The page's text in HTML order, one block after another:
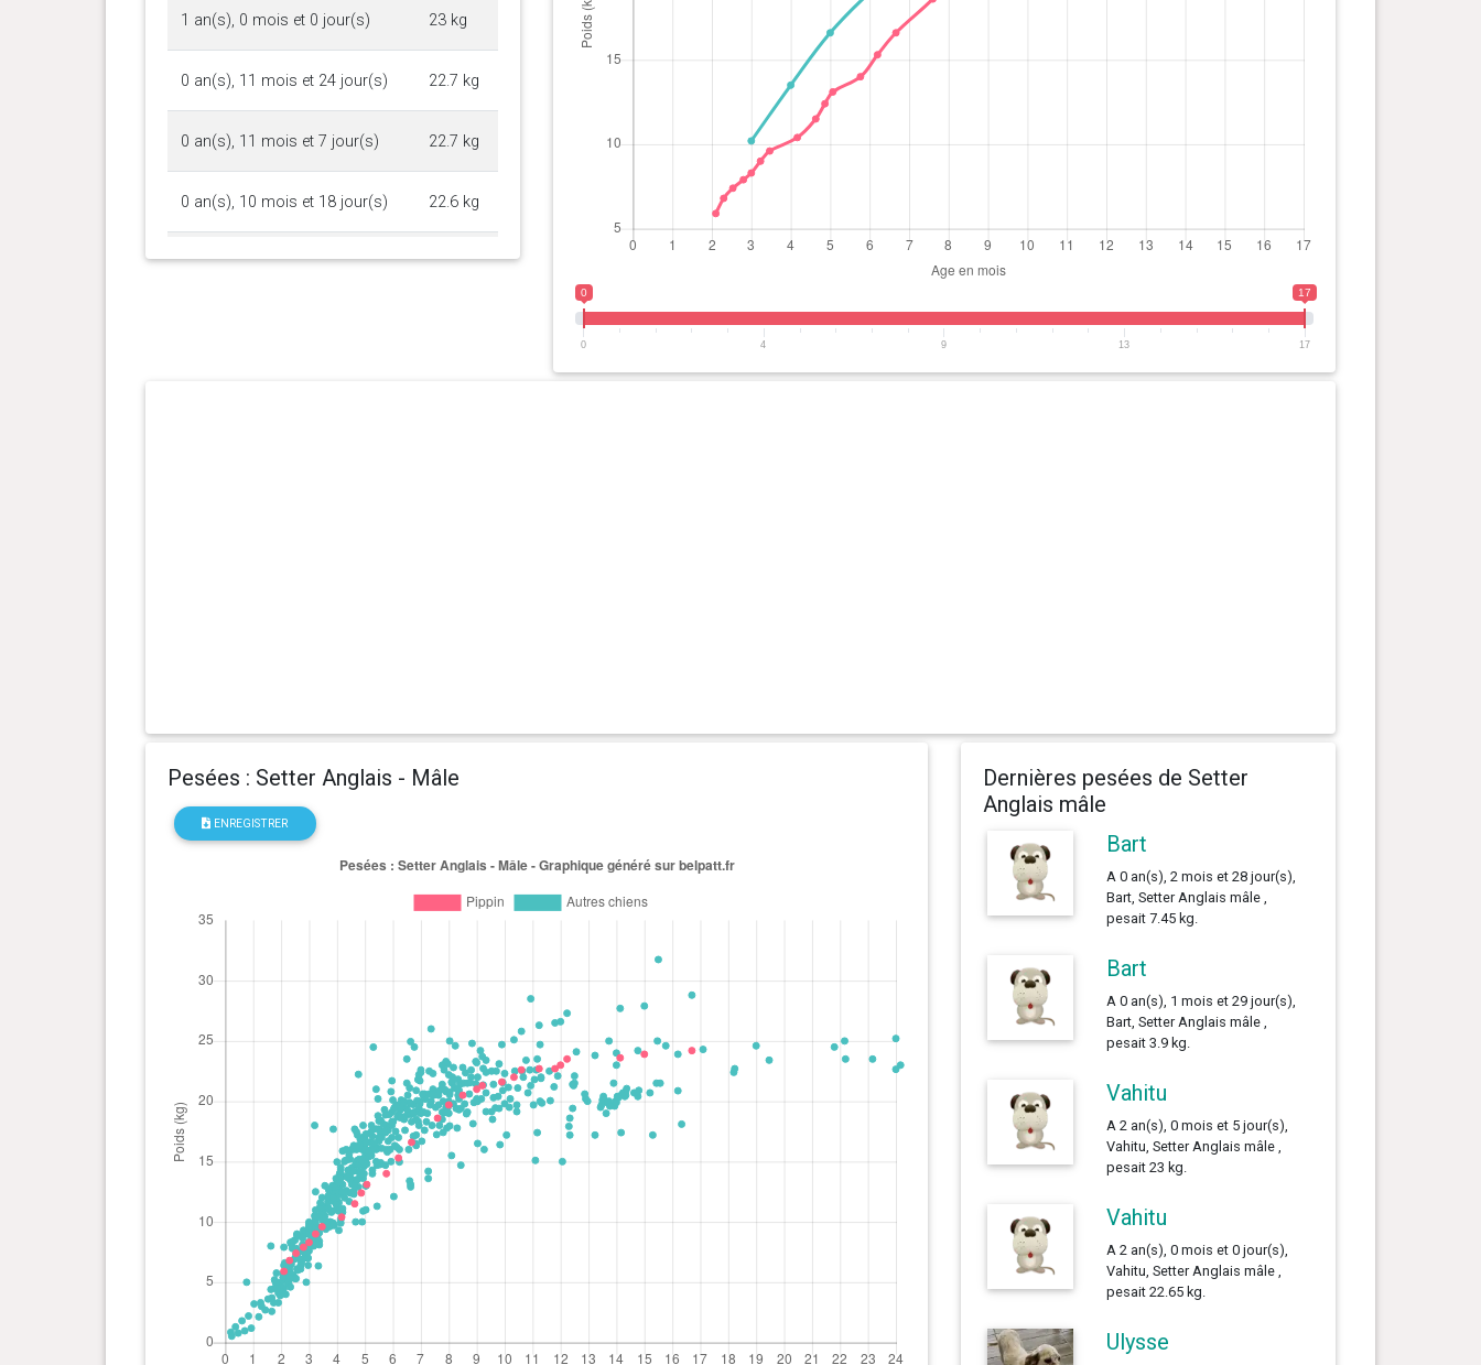
1 an(s), 0 mois et 0 jour(s) 23 kg
0 an(s), 11 mois et 24 jour(s) 22.7 kg
0 an(s), 11 mois et 7 jour(s) 22.7 kg
0 an(s), 10 mois et 18 jour(s) 22.6 kg
0 an(s), 10 mois et 10 jour(s) 22 kg
0 an(s), 5 mois et 23 jour(s)
0 an(s), 5 mois et 2 jour(s) 13.1 kg
0 an(s), 4 mois et 26 jour(s)
0 an(s), 4 mois et 19 jour(s)
0 an(s), 4 mois et 5 jour(s) 10.4 kg
0 an(s), 3 mois et 14 jour(s) 9.6 kg
0 an(s), 3 mois et 7 jour(s) 9 kg
0 an(s), 3 mois et 0 jour(s)
0 an(s), 2 mois et 24 jour(s)
0 an(s), 2 mois et 16 jour(s) 7.4 kg
0 17
0 4 9 13 17
Pesées : Setter Anglais - Mâle
ENREGISTRER
Dernières pesées de Setter
Anglais mâle
Bart
A 0 an(s), 2 mois et 28 jour(s),
Bart, Setter Anglais mâle ,
pesait 7.45 kg.
Bart
A 0 an(s), 1 mois et 29 jour(s),
Bart, Setter Anglais mâle ,
pesait 3.9 kg.
Vahitu
A 2 an(s), 0 mois et 5 jour(s),
Vahitu, Setter Anglais mâle ,
pesait 23 kg.
Vahitu
A 2 an(s), 0 mois et 0 jour(s),
Vahitu, Setter Anglais mâle ,
pesait 22.65 kg.
Ulysse